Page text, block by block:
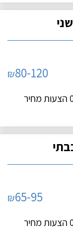
₪80-120
מחיר
₪65-95
מחיר